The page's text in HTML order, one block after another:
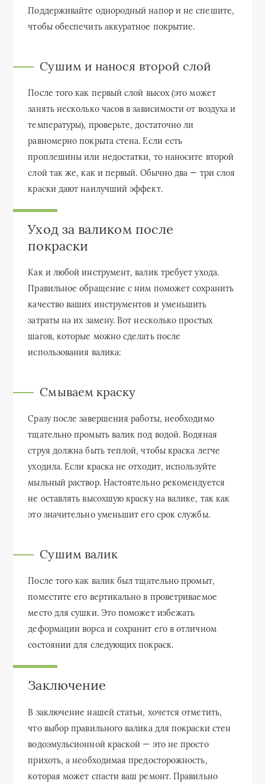
Поддерживайте однородный напор и не спешите,
чтобы обеспечить аккуратное покрытие.
Сушим и нанося второй слой
После того как первый слой высох (это может
занять несколько часов в зависимости от воздуха и
температуры), проверьте, достаточно ли
равномерно покрыта стена. Если есть
проплешины или недостатки, то наносите второй
слой так же, как и первый. Обычно два — три слоя
краски дают наилучший эффект.
Уход за валиком после
покраски
Как и любой инструмент, валик требует ухода.
Правильное обращение с ним поможет сохранить
качество ваших инструментов и уменьшить
затраты на их замену. Вот несколько простых
шагов, которые можно сделать после
использования валика:
Смываем краску
Сразу после завершения работы, необходимо
тщательно промыть валик под водой. Водяная
струя должна быть теплой, чтобы краска легче
уходила. Если краска не отходит, используйте
мыльный раствор. Настоятельно рекомендуется
не оставлять высохшую краску на валике, так как
это значительно уменьшит его срок службы.
Сушим валик
После того как валик был тщательно промыт,
поместите его вертикально в проветриваемое
место для сушки. Это поможет избежать
деформации ворса и сохранит его в отличном
состоянии для следующих покраск.
Заключение
В заключение нашей статьи, хочется отметить,
что выбор правильного валика для покраски стен
водоэмульсионной краской — это не просто
прихоть, а необходимая предосторожность,
которая может спасти ваш ремонт. Правильно